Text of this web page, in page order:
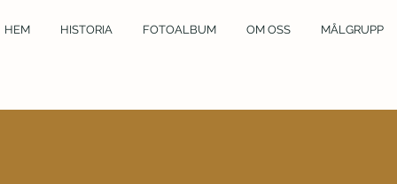
HEM HISTORIA FOTOALBUM OM OSS MÅLGRUPP